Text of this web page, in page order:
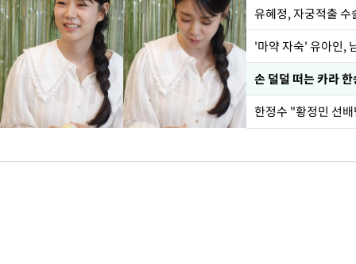
유혜정, 자궁적출
'마약 자숙' 유아인,
손 덜덜 떠는 카라